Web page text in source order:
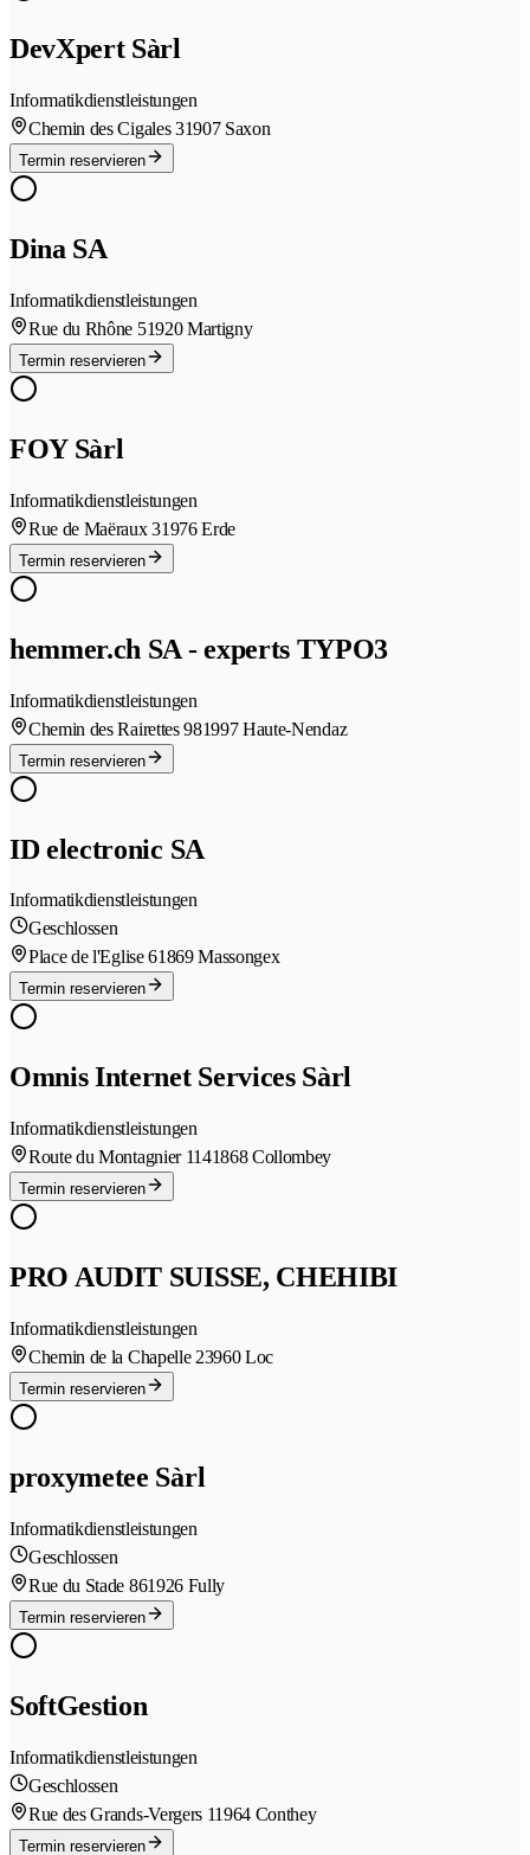
DevXpert Sàrl
Informatikdienstleistungen
Chemin des Cigales 31907 Saxon
Termin reservieren
Dina SA
Informatikdienstleistungen
Rue du Rhône 51920 Martigny
Termin reservieren
FOY Sàrl
Informatikdienstleistungen
Rue de Maëraux 31976 Erde
Termin reservieren
hemmer.ch SA - experts TYPO3
Informatikdienstleistungen
Chemin des Rairettes 981997 Haute-Nendaz
Termin reservieren
ID electronic SA
Informatikdienstleistungen
Geschlossen
Place de l'Eglise 61869 Massongex
Termin reservieren
Omnis Internet Services Sàrl
Informatikdienstleistungen
Route du Montagnier 1141868 Collombey
Termin reservieren
PRO AUDIT SUISSE, CHEHIBI
Informatikdienstleistungen
Chemin de la Chapelle 23960 Loc
Termin reservieren
proxymetee Sàrl
Informatikdienstleistungen
Geschlossen
Rue du Stade 861926 Fully
Termin reservieren
SoftGestion
Informatikdienstleistungen
Geschlossen
Rue des Grands-Vergers 11964 Conthey
Termin reservieren